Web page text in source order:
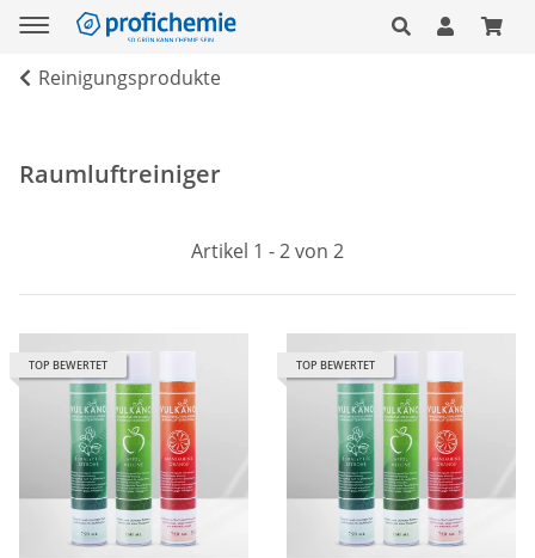
Reinigungsprodukte
Raumluftreiniger
Artikel 1 - 2 von 2
TOP BEWERTET TOP BEWERTET